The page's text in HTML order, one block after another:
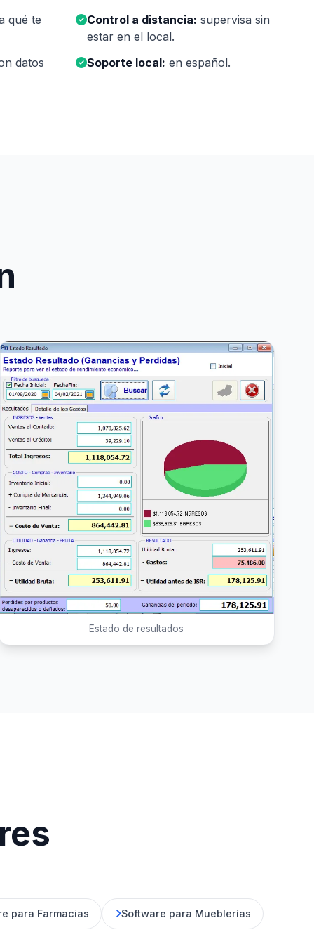
qué te Control a distancia: supervisa sin
estar en el local.
datos
Soporte local: en español.
Estado de resultados
para Farmacias Software para Mueblerías